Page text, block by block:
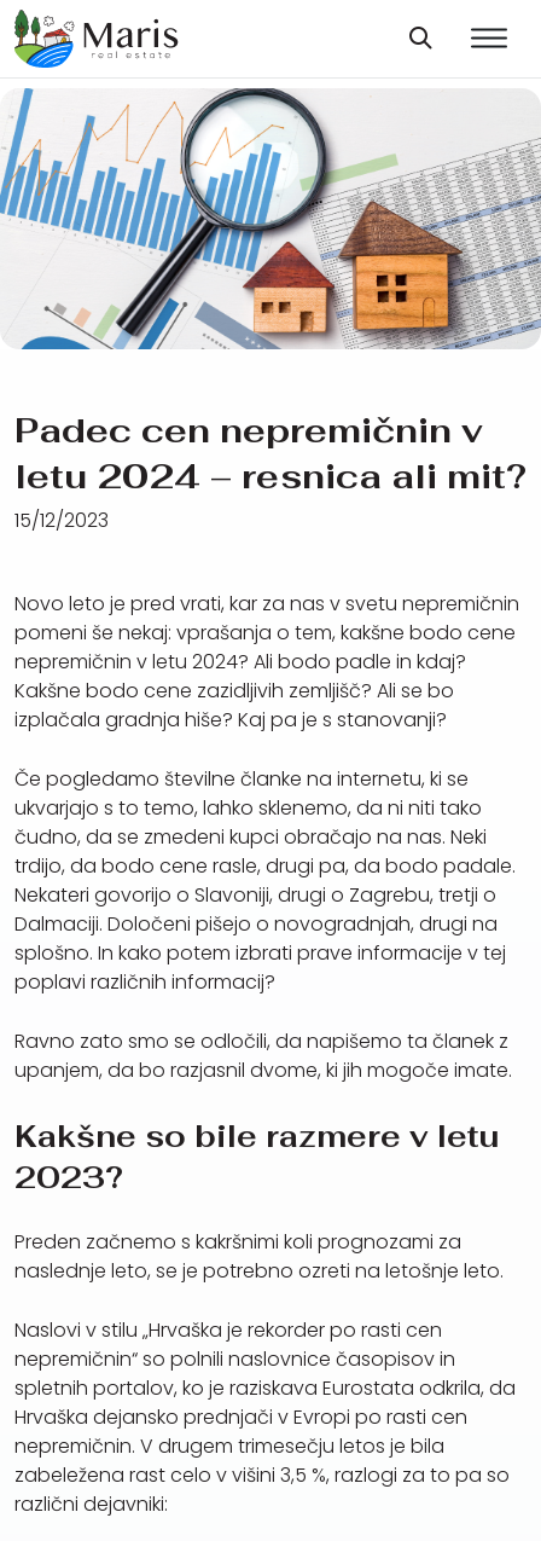
Padec cen nepremičnin v
letu 2024 – resnica ali mit?
15/12/2023
Novo leto je pred vrati, kar za nas v svetu nepremičnin
pomeni še nekaj: vprašanja o tem, kakšne bodo cene
nepremičnin v letu 2024? Ali bodo padle in kdaj?
Kakšne bodo cene zazidljivih zemljišč? Ali se bo
izplačala gradnja hiše? Kaj pa je s stanovanji?
Če pogledamo številne članke na internetu, ki se
ukvarjajo s to temo, lahko sklenemo, da ni niti tako
čudno, da se zmedeni kupci obračajo na nas. Neki
trdijo, da bodo cene rasle, drugi pa, da bodo padale.
Nekateri govorijo o Slavoniji, drugi o Zagrebu, tretji o
Dalmaciji. Določeni pišejo o novogradnjah, drugi na
splošno. In kako potem izbrati prave informacije v tej
poplavi različnih informacij?
Ravno zato smo se odločili, da napišemo ta članek z
upanjem, da bo razjasnil dvome, ki jih mogoče imate.
Kakšne so bile razmere v letu
2023?
Preden začnemo s kakršnimi koli prognozami za
naslednje leto, se je potrebno ozreti na letošnje leto.
Naslovi v stilu „Hrvaška je rekorder po rasti cen
nepremičnin“ so polnili naslovnice časopisov in
spletnih portalov, ko je raziskava Eurostata odkrila, da
Hrvaška dejansko prednjači v Evropi po rasti cen
nepremičnin. V drugem trimesečju letos je bila
zabeležena rast celo v višini 3,5 %, razlogi za to pa so
različni dejavniki: